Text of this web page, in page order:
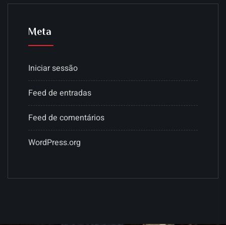
Meta
Iniciar sessão
Feed de entradas
Feed de comentários
WordPress.org